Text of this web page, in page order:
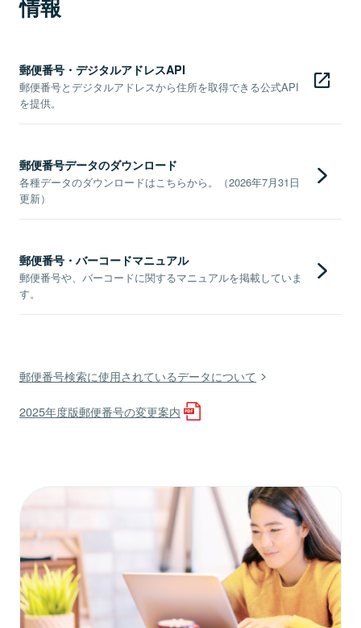
情報
郵便番号・デジタルアドレスAPI
郵便番号とデジタルアドレスから住所を取得できる公式API
を提供。
郵便番号データのダウンロード
各種データのダウンロードはこちらから。（2026年7月31日
更新）
郵便番号・バーコードマニュアル
郵便番号や、バーコードに関するマニュアルを掲載していま
す。
郵便番号検索に使用されているデータについて
2025年度版郵便番号の変更案内